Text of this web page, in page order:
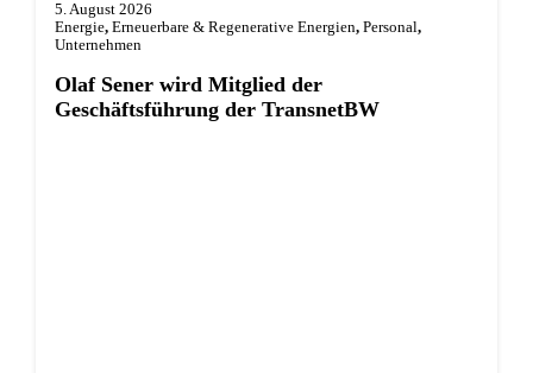
5. August 2026
Energie, Erneuerbare & Regenerative Energien, Personal,
Unternehmen
Olaf Sener wird Mitglied der
Geschäftsführung der TransnetBW